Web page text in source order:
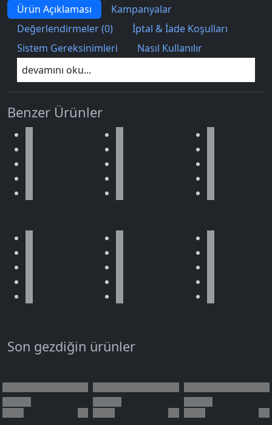
Ürün Açıklaması
Kampanyalar
Değerlendirmeler (0)
İptal & İade Koşulları
Sistem Gereksinimleri
Nasıl Kullanılır
devamını oku...
Benzer Ürünler
Son gezdiğin ürünler